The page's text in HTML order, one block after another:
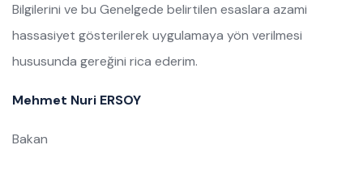
Bilgilerini ve bu Genelgede belirtilen esaslara azami
hassasiyet gösterilerek uygulamaya yön verilmesi
hususunda gereğini rica ederim.
Mehmet Nuri ERSOY
Bakan